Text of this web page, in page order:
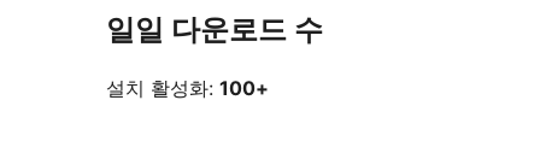
일일 다운로드 수
설치 활성화: 100+